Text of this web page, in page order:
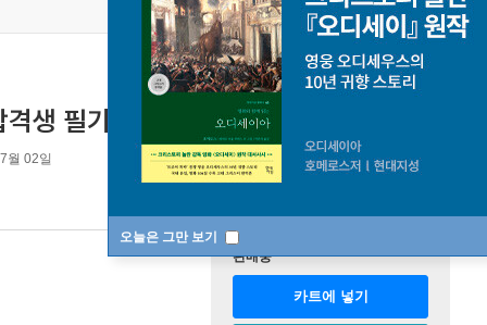
오늘은 그만 보기
생 필기노트 9급공무원 전 직렬
월 02일
판매중
카트에 넣기